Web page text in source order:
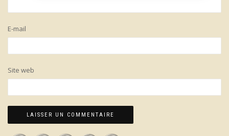
E-mail
Site web